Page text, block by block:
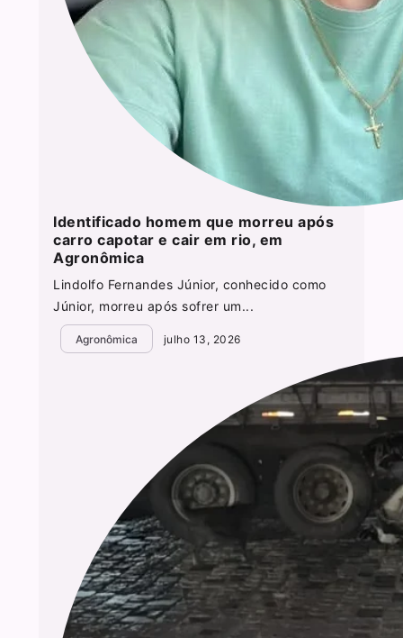
Identificado homem que morreu após
carro capotar e cair em rio, em
Agronômica
Lindolfo Fernandes Júnior, conhecido como
Júnior, morreu após sofrer um...
Agronômica julho 13, 2026